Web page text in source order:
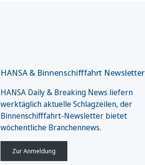
HANSA & Binnenschifffahrt Newsletter
HANSA Daily & Breaking News liefern
werktäglich aktuelle Schlagzeilen, der
Binnenschifffahrt-Newsletter bietet
wöchentliche Branchennews.
Zur Anmeldung